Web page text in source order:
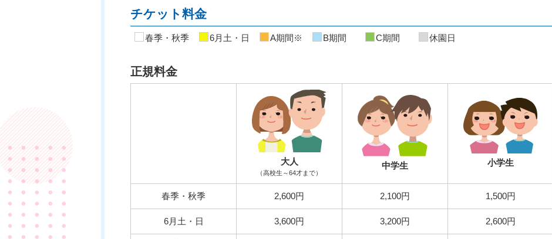
チケット料金
春季・秋季 6月土・日 A期間※ B期間 C期間 休園日
正規料金
大人
（高校生～64才まで）
中学生 小学生
春季・秋季 2,600円 2,100円 1,500円
6月土・日 3,600円 3,200円 2,600円